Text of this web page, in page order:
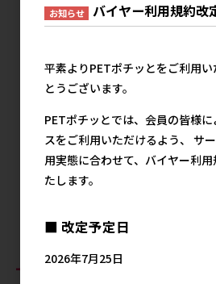
[ドギーマンハヤシ]ステンレス
イナー
メーカー希望小売価格
667円
すべての犬猫用品
おすすめ商品
お知らせ バイヤー利用規約改
平素よりPETポチッとをご利用
とうございます。
PETポチッとでは、会員の皆様
スをご利用いただけるよう、 サ
用実態に合わせて、バイヤー利
たします。
■ 改定予定日
2026年7月25日